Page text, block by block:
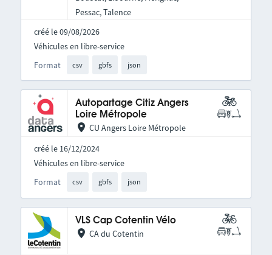
Pessac, Talence
créé le 09/08/2026
Format csv gbfs json
Véhicules en libre-service
Autopartage Citiz Angers
Loire Métropole
CU Angers Loire Métropole
créé le 16/12/2024
Format csv gbfs json
Véhicules en libre-service
VLS Cap Cotentin Vélo
CA du Cotentin